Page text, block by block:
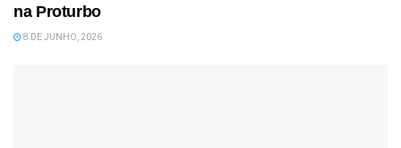
na Proturbo
8 DE JUNHO, 2026